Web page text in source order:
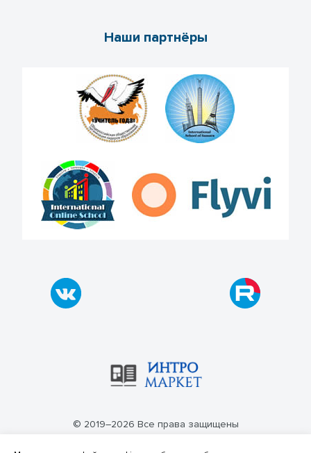
Наши партнёры
© 2019–2026 Все права защищены